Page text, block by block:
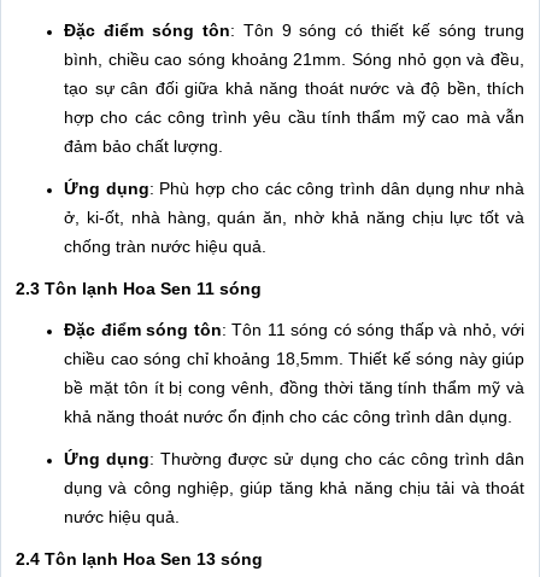
Đặc điểm sóng tôn: Tôn 9 sóng có thiết kế sóng trung
bình, chiều cao sóng khoảng 21mm. Sóng nhỏ gọn và đều,
tạo sự cân đối giữa khả năng thoát nước và độ bền, thích
hợp cho các công trình yêu cầu tính thẩm mỹ cao mà vẫn
đảm bảo chất lượng.
Ứng dụng: Phù hợp cho các công trình dân dụng như nhà
ở, ki-ốt, nhà hàng, quán ăn, nhờ khả năng chịu lực tốt và
chống tràn nước hiệu quả.
2.3 Tôn lạnh Hoa Sen 11 sóng
Đặc điểm sóng tôn: Tôn 11 sóng có sóng thấp và nhỏ, với
chiều cao sóng chỉ khoảng 18,5mm. Thiết kế sóng này giúp
bề mặt tôn ít bị cong vênh, đồng thời tăng tính thẩm mỹ và
khả năng thoát nước ổn định cho các công trình dân dụng.
Ứng dụng: Thường được sử dụng cho các công trình dân
dụng và công nghiệp, giúp tăng khả năng chịu tải và thoát
nước hiệu quả.
2.4 Tôn lạnh Hoa Sen 13 sóng